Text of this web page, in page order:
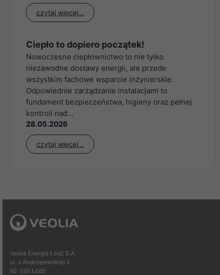
czytaj więcej...
Ciepło to dopiero początek!
Nowoczesne ciepłownictwo to nie tylko
niezawodne dostawy energii, ale przede
wszystkim fachowe wsparcie inżynierskie.
Odpowiednie zarządzanie instalacjami to
fundament bezpieczeństwa, higieny oraz pełnej
kontroli nad…
28.05.2026
czytaj więcej...
Veolia Energia Łódź S.A.
ul. J.Andrzejewskiej 5
92-550 Łódź